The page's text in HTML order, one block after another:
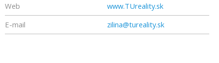
Web
www.TUreality.sk
E-mail
zilina@tureality.sk